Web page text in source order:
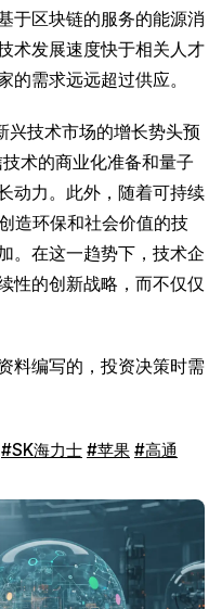
于区块链的服务的能源消
术发展速度快于相关人才
的需求远远超过供应。
技术市场的增长势头预
术的商业化准备和量子
动力。此外，随着可持续
造环保和社会价值的技
。在这一趋势下，技术企
性的创新战略，而不仅仅
料编写的，投资决策时需
#SK海力士 #苹果 #高通